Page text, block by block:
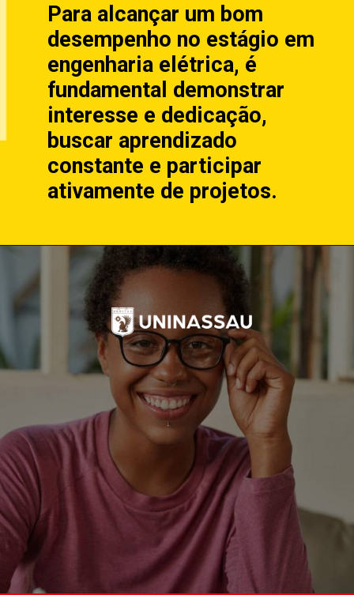
Para alcançar um bom
desempenho no estágio em
engenharia elétrica, é
fundamental demonstrar
interesse e dedicação,
buscar aprendizado
constante e participar
ativamente de projetos.